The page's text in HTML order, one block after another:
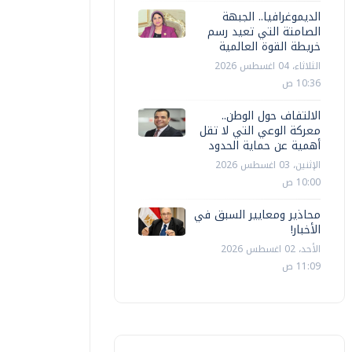
وزير الخارجية يبحث مع رئيس الوزراء
الفلسطيني تطورات الأوضاع في قطاع
الديموغرافيا.. الجبهة
الصامتة التي تعيد رسم
خريطة القوة العالمية
الثلاثاء، 04 اغسطس 2026
10:36 ص
الالتفاف حول الوطن..
معركة الوعي التي لا تقل
أهمية عن حماية الحدود
الإثنين، 03 اغسطس 2026
10:00 ص
محاذير ومعايير السبق في
الأخبار!
الأحد، 02 اغسطس 2026
11:09 ص